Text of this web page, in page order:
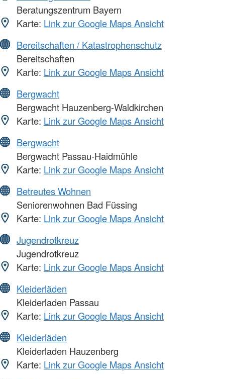
Beratungszentrum Bayern
Karte: Link zur Google Maps Ansicht
Bereitschaften / Katastrophenschutz
Bereitschaften
Karte: Link zur Google Maps Ansicht
Bergwacht
Bergwacht Hauzenberg-Waldkirchen
Karte: Link zur Google Maps Ansicht
Bergwacht
Bergwacht Passau-Haidmühle
Karte: Link zur Google Maps Ansicht
Betreutes Wohnen
Seniorenwohnen Bad Füssing
Karte: Link zur Google Maps Ansicht
Jugendrotkreuz
Jugendrotkreuz
Karte: Link zur Google Maps Ansicht
Kleiderläden
Kleiderladen Passau
Karte: Link zur Google Maps Ansicht
Kleiderläden
Kleiderladen Hauzenberg
Karte: Link zur Google Maps Ansicht